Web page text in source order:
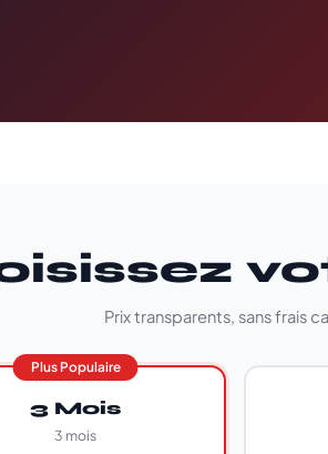
Prix transparents, sans frais
Plus Populaire
3 Mois
3 mois